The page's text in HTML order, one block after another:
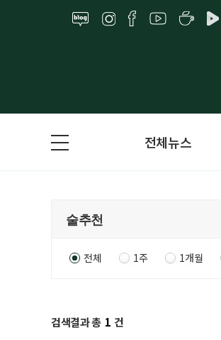
전체뉴스
전체 1주 1개월
검색결과 총 1 건